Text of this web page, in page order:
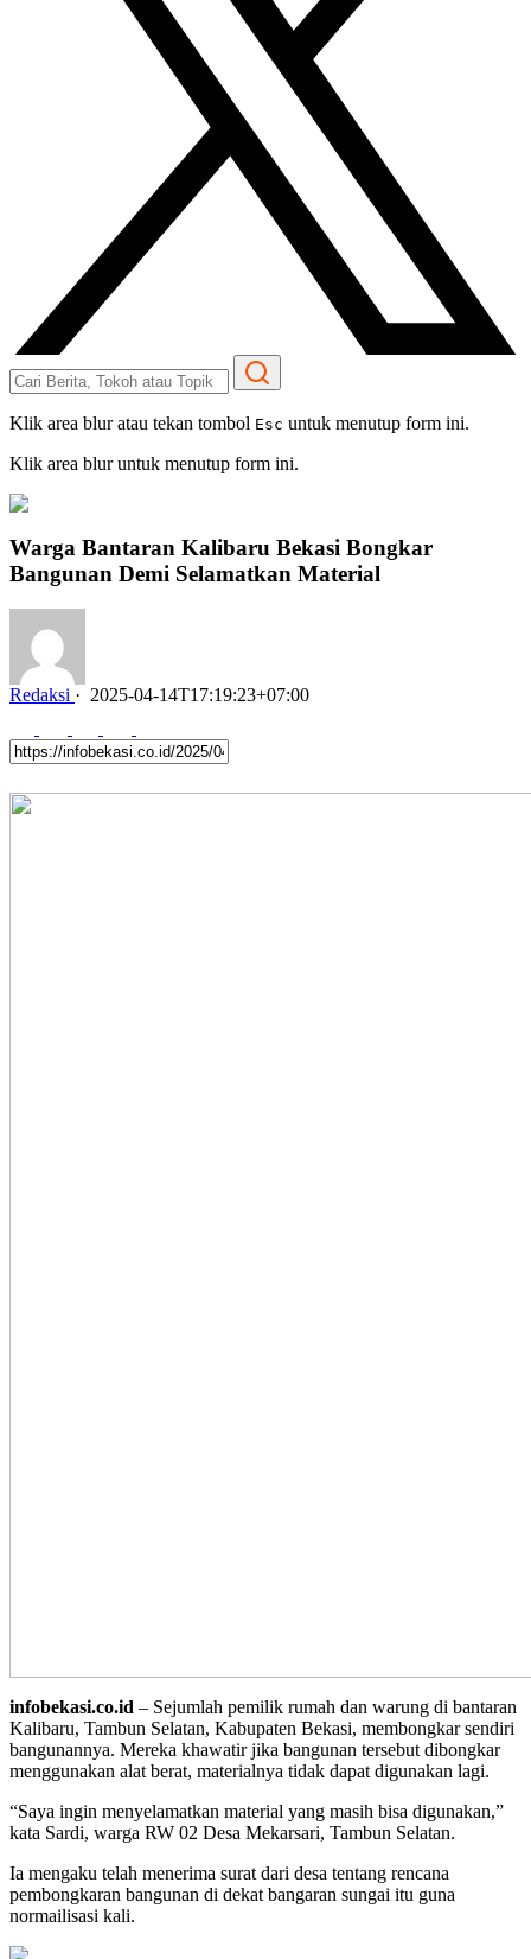
Klik area blur atau tekan tombol Esc untuk menutup form ini.
Klik area blur untuk menutup form ini.
Warga Bantaran Kalibaru Bekasi Bongkar
Bangunan Demi Selamatkan Material
Redaksi · 2025-04-14T17:19:23+07:00
infobekasi.co.id – Sejumlah pemilik rumah dan warung di bantaran
Kalibaru, Tambun Selatan, Kabupaten Bekasi, membongkar sendiri
bangunannya. Mereka khawatir jika bangunan tersebut dibongkar
menggunakan alat berat, materialnya tidak dapat digunakan lagi.
“Saya ingin menyelamatkan material yang masih bisa digunakan,”
kata Sardi, warga RW 02 Desa Mekarsari, Tambun Selatan.
Ia mengaku telah menerima surat dari desa tentang rencana
pembongkaran bangunan di dekat bangaran sungai itu guna
normailisasi kali.